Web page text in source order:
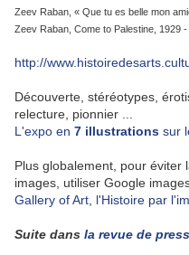
Zeev Raban, « Que tu es belle mon
Zeev Raban, Come to Palestine, 1929
http://
Découverte, stéréotypes,
relecture, pionnier ...
L'expo en 7 illustrations sur
Plus globalement, pour éviter
images, utiliser Google
Gallery of Art l'Histoire par
Suite dans la revue de